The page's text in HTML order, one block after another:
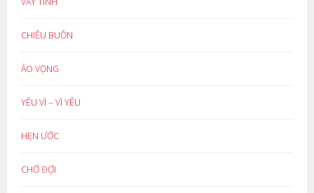
CHIỀU BUỒN
ẢO VỌNG
YÊU VÌ – VÌ YÊU
HẸN ƯỚC
CHỜ ĐỢI